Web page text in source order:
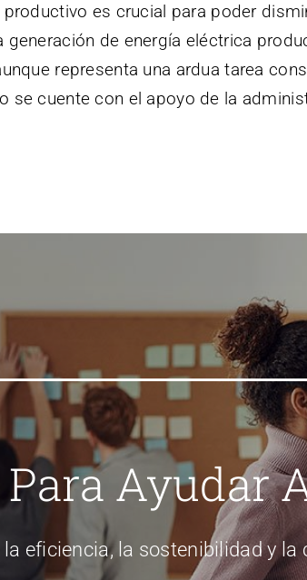
es crucial para poder
generación de energía eléctrica
representa una ardua tarea
se cuente con el apoyo de la
Ayudar
eficiencia, la sostenibilidad y la